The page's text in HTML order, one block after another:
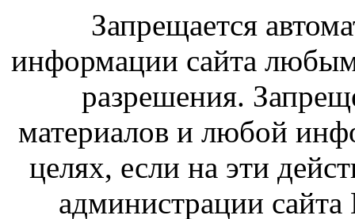
Запрещается
информации сайта
разрешения.
материалов и любой
целях, если на эти
администрации